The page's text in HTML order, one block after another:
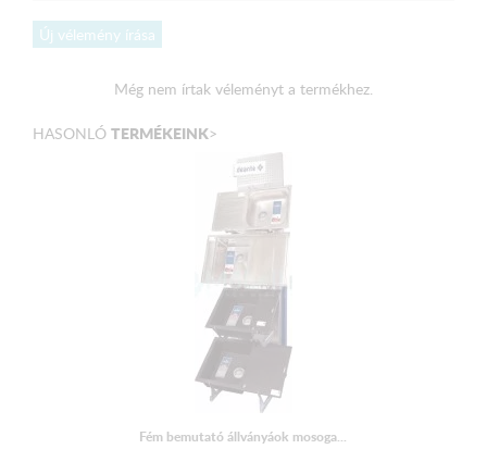
Új vélemény írása
Még nem írtak véleményt a termékhez.
HASONLÓ TERMÉKEINK>
Fém bemutató állványáok mosoga...